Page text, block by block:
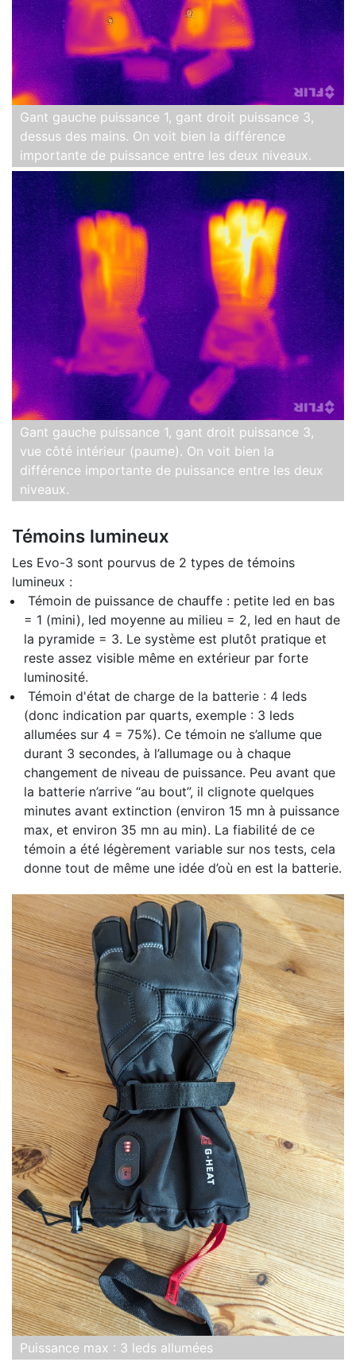
Gant gauche puissance 1, gant droit puissance 3,
dessus des mains. On voit bien la différence
importante de puissance entre les deux niveaux.
Gant gauche puissance 1, gant droit puissance 3,
vue côté intérieur (paume). On voit bien la
différence importante de puissance entre les deux
niveaux.
Témoins lumineux
Les Evo-3 sont pourvus de 2 types de témoins
lumineux :
Témoin de puissance de chauffe : petite led en bas
= 1 (mini), led moyenne au milieu = 2, led en haut de
la pyramide = 3. Le système est plutôt pratique et
reste assez visible même en extérieur par forte
luminosité.
Témoin d'état de charge de la batterie : 4 leds
(donc indication par quarts, exemple : 3 leds
allumées sur 4 = 75%). Ce témoin ne s’allume que
durant 3 secondes, à l’allumage ou à chaque
changement de niveau de puissance. Peu avant que
la batterie n’arrive “au bout”, il clignote quelques
minutes avant extinction (environ 15 mn à puissance
max, et environ 35 mn au min). La fiabilité de ce
témoin a été légèrement variable sur nos tests, cela
donne tout de même une idée d’où en est la batterie.
Puissance max : 3 leds allumées